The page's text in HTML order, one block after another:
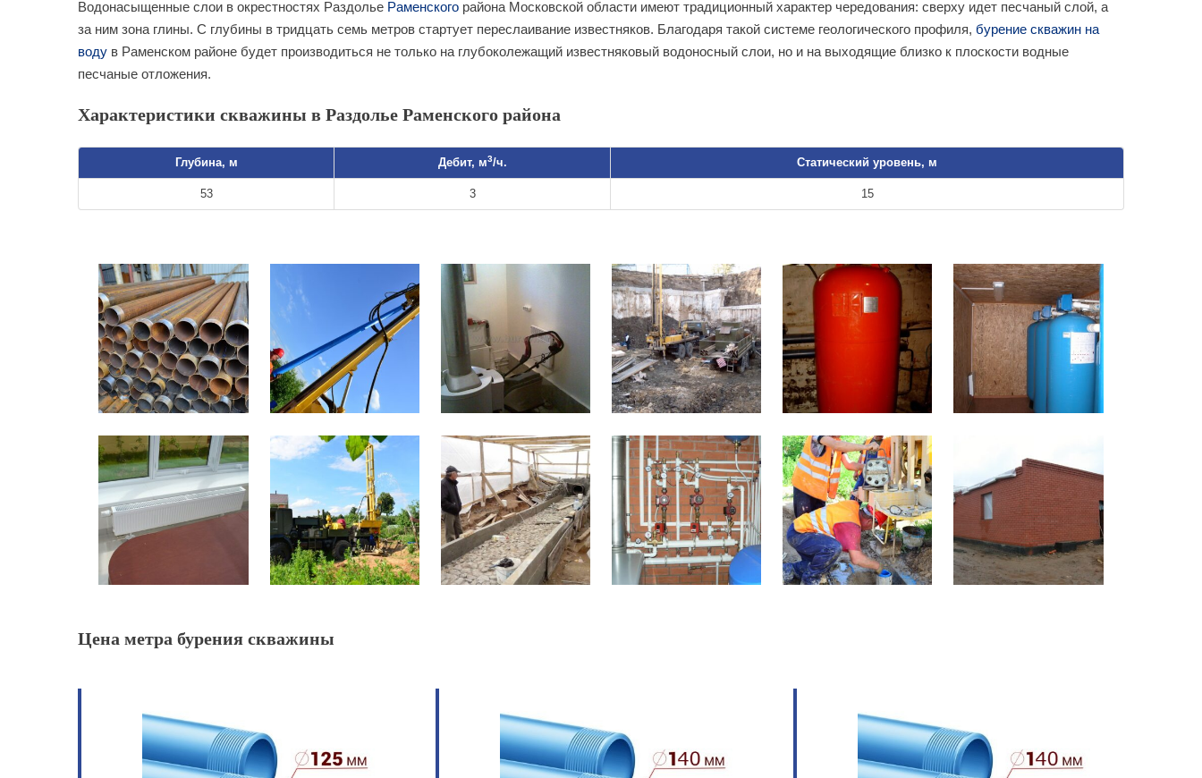
Водонасыщенные слои в окрестностях Раздолье Раменского района Московской области имеют традиционный характер чередования: сверху идет песчаный слой, а
за ним зона глины. С глубины в тридцать семь метров стартует переслаивание известняков. Благодаря такой системе геологического профиля, бурение скважин на
воду в Раменском районе будет производиться не только на глубоколежащий известняковый водоносный слои, но и на выходящие близко к плоскости водные
песчаные отложения.
Характеристики скважины в Раздолье Раменского района
Глубина, м Дебит, м3/ч. Статический уровень, м
53 3 15
Цена метра бурения скважины